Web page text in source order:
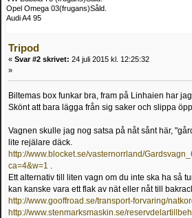
Opel Omega 03(frugans)Såld.
Audi A4 95
Tripod
« Svar #2 skrivet: 24 juli 2015 kl. 12:25:32
»
Biltemas box funkar bra, fram på Linhaien har
Skönt att bara lägga från sig saker och slippa
Vagnen skulle jag nog satsa på nåt sånt här,
lite rejälare däck.
http://www.blocket.se/vasternorrland/
ca=4&w=1
Ett alternativ till liten vagn om du inte ska ha så
kan kanske vara ett flak av nät eller nåt till
http://www.gooffroad.se/transport-forvaring/
http://www.stenmarksmaskin.se/